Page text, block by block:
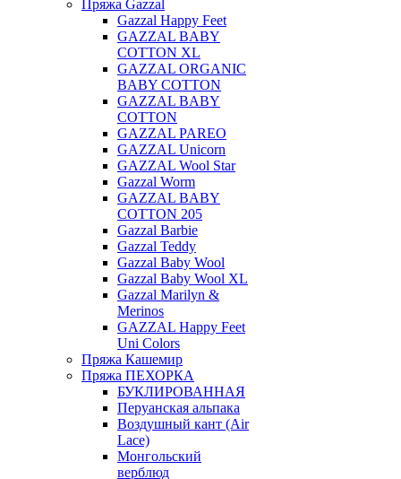
Пряжа Gazzal
Gazzal Happy Feet
GAZZAL BABY
COTTON XL
GAZZAL ORGANIC
BABY COTTON
GAZZAL BABY
COTTON
GAZZAL PAREO
GAZZAL Unicorn
GAZZAL Wool Star
Gazzal Worm
GAZZAL BABY
COTTON 205
Gazzal Barbie
Gazzal Teddy
Gazzal Baby Wool
Gazzal Baby Wool XL
Gazzal Marilyn &
Merinos
GAZZAL Happy Feet
Uni Colors
Пряжа Кашемир
Пряжа ПЕХОРКА
БУКЛИРОВАННАЯ
Перуанская альпака
Воздушный кант (Air
Lace)
Монгольский
верблюд